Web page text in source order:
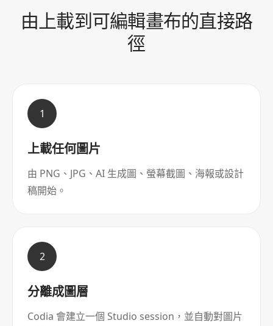
由上載到可編輯畫布的直接路
徑
1
上載任何圖片
由 PNG、JPG、AI 生成圖、螢幕截圖、海報或設計
稿開始。
2
分離成圖層
Codia 會建立一個 Studio session，並自動對圖片